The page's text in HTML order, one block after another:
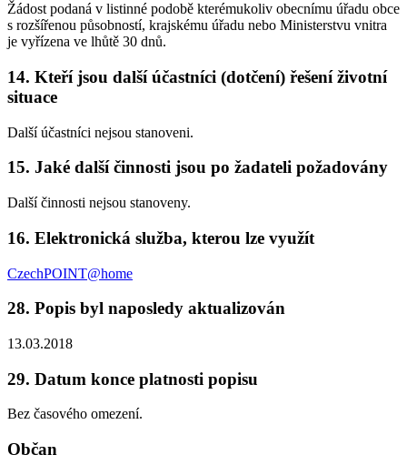
Žádost podaná v listinné podobě kterémukoliv obecnímu úřadu obce
s rozšířenou působností, krajskému úřadu nebo Ministerstvu vnitra
je vyřízena ve lhůtě 30 dnů.
14. Kteří jsou další účastníci (dotčení) řešení životní
situace
Další účastníci nejsou stanoveni.
15. Jaké další činnosti jsou po žadateli požadovány
Další činnosti nejsou stanoveny.
16. Elektronická služba, kterou lze využít
CzechPOINT@home
28. Popis byl naposledy aktualizován
13.03.2018
29. Datum konce platnosti popisu
Bez časového omezení.
Občan